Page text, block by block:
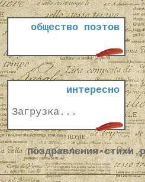
общество поэтов
интересно
Загрузка...
поздравления-